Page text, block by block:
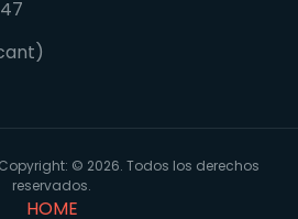
© 2026. Todos los derechos
reservados.
HOME